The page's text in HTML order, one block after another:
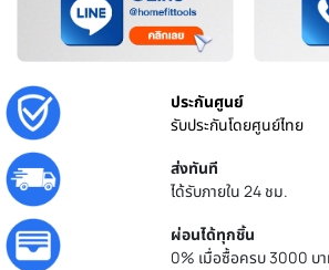
ประกันศูนย์
รับประกันโดยศูนย์ไทย
ส่งทันที
ได้รับภายใน 24 ชม.
ผ่อนได้ทุกชิ้น
0% เมื่อซื้อครบ 3000 บ